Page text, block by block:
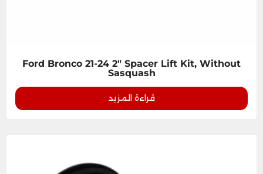
Ford Bronco 21-24 2" Spacer Lift Kit, Without
Sasquash
قراءة المزيد